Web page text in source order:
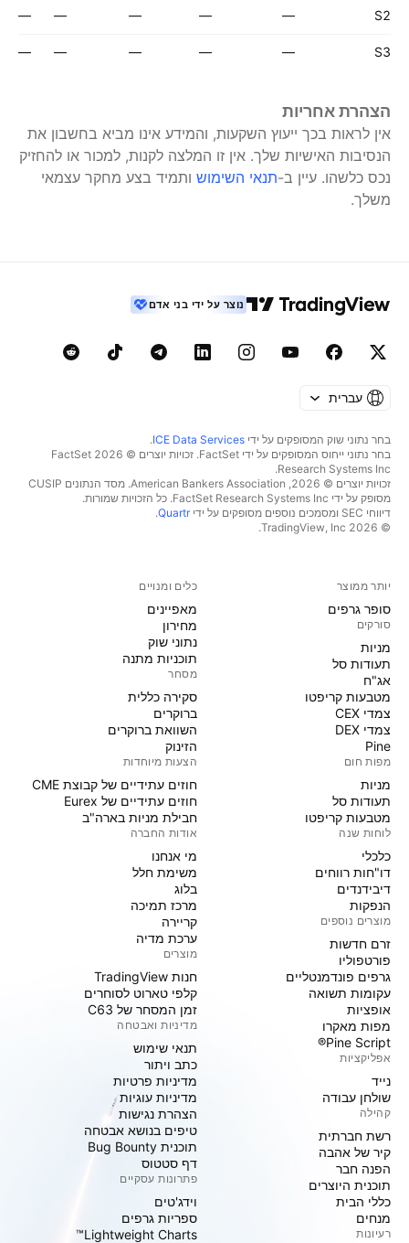
S2
—
—
—
—
—
S3
—
—
—
—
—
הצהרת אחריות
אין לראות בכך ייעוץ השקעות, והמידע אינו מביא בחשבון את
הנסיבות האישיות שלך. אין זו המלצה לקנות, למכור או להחזיק
נכס כלשהו. עיין ב-תנאי השימוש ותמיד בצע מחקר עצמאי
משלך.
נוצר על ידי בני אדם
עברית
בחר נתוני שוק המסופקים על ידי ICE Data Services
.
בחר נתוני ייחוס המסופקים על ידי FactSet. זכויות יוצרים © 2026 ‏FactSet
Research Systems Inc.‏
זכויות יוצרים © 2026, ‏American Bankers Association. מסד הנתונים CUSIP
מסופק על ידי FactSet Research Systems Inc. כל הזכויות שמורות.
דיווחי SEC ומסמכים נוספים מסופקים על ידי
Quartr
.
© 2026 ‏TradingView, Inc.‏
יותר ממוצר
סופר גרפים
סורקים
מניות‏
תעודות סל
אג"ח
מטבעות קריפטו
צמדי CEX
צמדי DEX
Pine
מפות חום
מניות‏
תעודות סל
מטבעות קריפטו
לוחות שנה
כלכלי
דו"חות רווחים
דיבידנדים
הנפקות
מוצרים נוספים
זרם חדשות
פורטפוליו
גרפים פונדמנטליים
עקומות תשואה
אופציות
מפות מאקרו
Pine Script®
אפליקציות
נייד
שולחן עבודה
קהילה
רשת חברתית
קיר של אהבה
הפנה חבר
תוכנית היוצרים
כללי הבית
מנחים
רעיונות
כלים ומנויים
מאפיינים
מחירון
נתוני שוק
תוכניות מתנה
מסחר
סקירה כללית
ברוקרים
השוואת ברוקרים
הזינוק
הצעות מיוחדות
חוזים עתידיים של קבוצת CME
חוזים עתידיים של Eurex
חבילת מניות בארה"ב
אודות החברה
מי אנחנו
משימת חלל
בלוג
מרכז תמיכה
קריירה
ערכת מדיה
מוצרים
חנות TradingView
קלפי טארוט לסוחרים
זמן המסחר של C63
מדיניות ואבטחה
תנאי שימוש
כתב ויתור
מדיניות פרטיות
מדיניות עוגיות
הצהרת נגישות
טיפים בנושא אבטחה
תוכנית Bug Bounty
דף סטטוס
פתרונות עסקיים
וידג'טים
ספריות גרפים
Lightweight Charts™